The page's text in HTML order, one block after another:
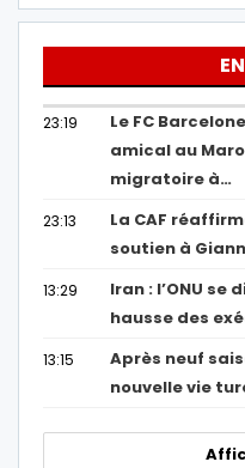
23:19
Le FC
amical au
migratoire à…
23:13
La CAF
soutien à
13:29
Iran : l’ONU se
hausse des
13:15
Après neuf
nouvelle vie